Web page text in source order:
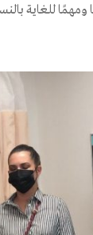
للغاية